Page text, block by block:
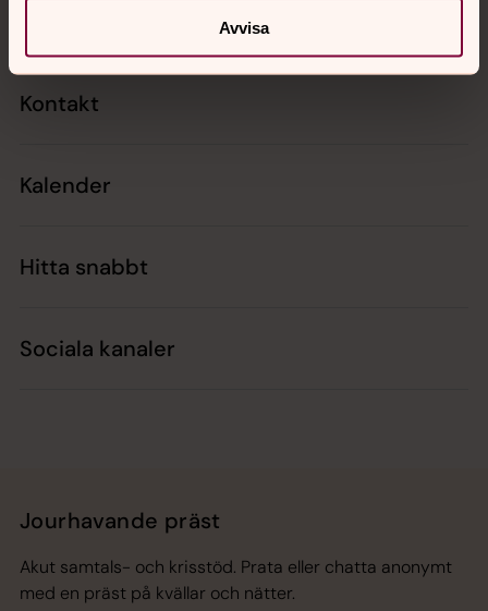
Avvisa
Kontakt
Kalender
Hitta snabbt
Sociala kanaler
Jourhavande präst
Akut samtals- och krisstöd. Prata eller chatta anonymt
med en präst på kvällar och nätter.